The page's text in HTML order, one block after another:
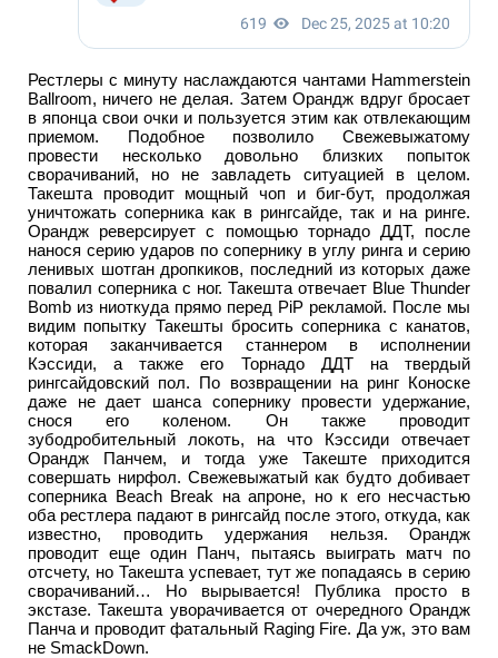
Рестлеры с минуту наслаждаются чантами Hammerstein
Ballroom, ничего не делая. Затем Орандж вдруг бросает
в японца свои очки и пользуется этим как отвлекающим
приемом. Подобное позволило Свежевыжатому
провести несколько довольно близких попыток
сворачиваний, но не завладеть ситуацией в целом.
Такешта проводит мощный чоп и биг-бут, продолжая
уничтожать соперника как в рингсайде, так и на ринге.
Орандж реверсирует с помощью торнадо ДДТ, после
нанося серию ударов по сопернику в углу ринга и серию
ленивых шотган дропкиков, последний из которых даже
повалил соперника с ног. Такешта отвечает Blue Thunder
Bomb из ниоткуда прямо перед PiP рекламой. После мы
видим попытку Такешты бросить соперника с канатов,
которая заканчивается станнером в исполнении
Кэссиди, а также его Торнадо ДДТ на твердый
рингсайдовский пол. По возвращении на ринг Коноске
даже не дает шанса сопернику провести удержание,
снося его коленом. Он также проводит
зубодробительный локоть, на что Кэссиди отвечает
Орандж Панчем, и тогда уже Такеште приходится
совершать нирфол. Свежевыжатый как будто добивает
соперника Beach Break на апроне, но к его несчастью
оба рестлера падают в рингсайд после этого, откуда, как
известно, проводить удержания нельзя. Орандж
проводит еще один Панч, пытаясь выиграть матч по
отсчету, но Такешта успевает, тут же попадаясь в серию
сворачиваний… Но вырывается! Публика просто в
экстазе. Такешта уворачивается от очередного Орандж
Панча и проводит фатальный Raging Fire. Да уж, это вам
не SmackDown.